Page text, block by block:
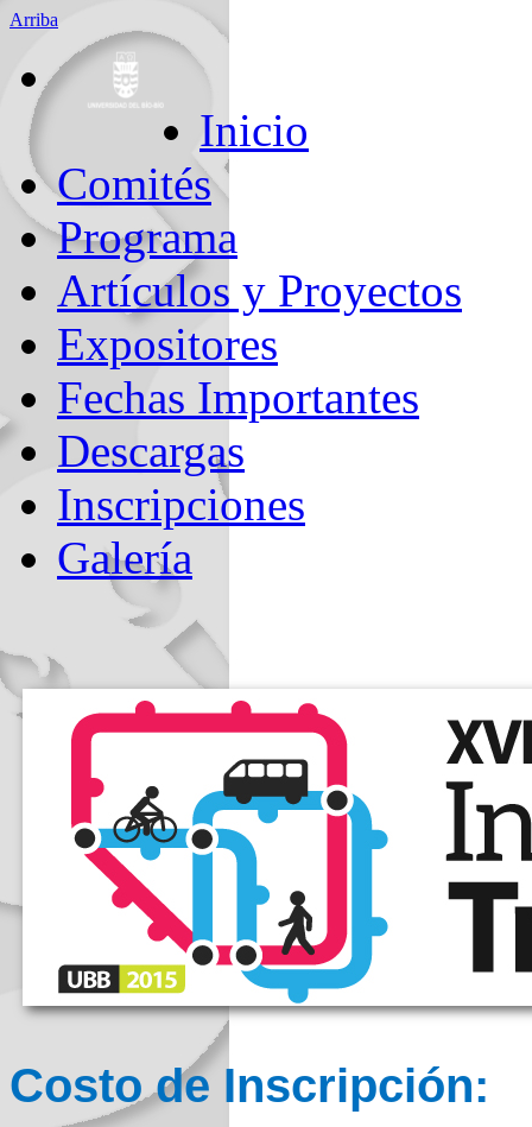
Arriba
Inicio
Comités
Programa
Artículos y Proyectos
Expositores
Fechas Importantes
Descargas
Inscripciones
Galería
Costo de Inscripción: